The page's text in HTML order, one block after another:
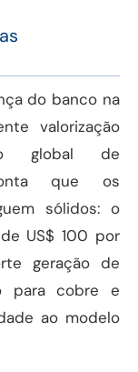
do banco na
valorização
global de
que os
sólidos: o
US$ 100 por
geração de
para cobre e
ao modelo